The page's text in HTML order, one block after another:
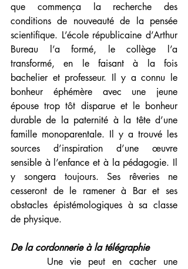
que commença la recherche des
conditions de nouveauté de la pensée
scientifique. L’école républicaine d’Arthur
Bureau l’a formé, le collège l’a
transformé, en le faisant à la fois
bachelier et professeur. Il y a connu le
bonheur éphémère avec une jeune
épouse trop tôt disparue et le bonheur
durable de la paternité à la tête d’une
famille monoparentale. Il y a trouvé les
sources d’inspiration d’une œuvre
sensible à l’enfance et à la pédagogie. Il
y songera toujours. Ses rêveries ne
cesseront de le ramener à Bar et ses
obstacles épistémologiques à sa classe
de physique.
De la cordonnerie à la télégraphie
Une vie peut en cacher une